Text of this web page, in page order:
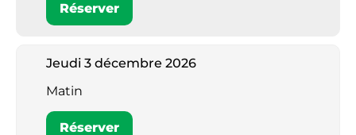
Réserver
Jeudi 3 décembre 2026
Matin
Réserver